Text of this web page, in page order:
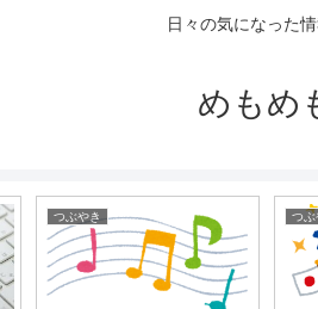
日々の気になった
めもめ
つぶやき つぶ